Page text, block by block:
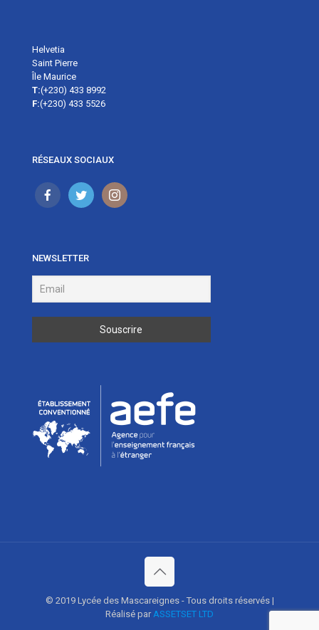
Helvetia
Saint Pierre
Île Maurice
T:(+230) 433 8992
F:(+230) 433 5526
RÉSEAUX SOCIAUX
NEWSLETTER
© 2019 Lycée des Mascareignes - Tous droits réservés |
Réalisé parASSETSET LTD